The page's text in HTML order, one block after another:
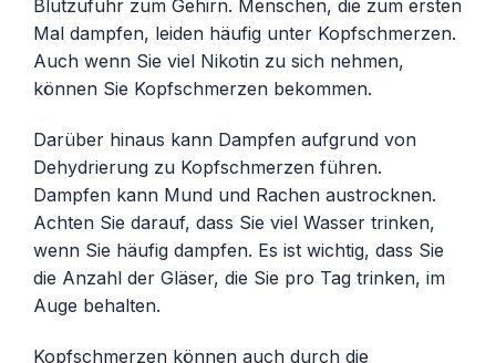
Blutzufuhr zum Gehirn. Menschen, die zum ersten
Mal dampfen, leiden häufig unter Kopfschmerzen.
Auch wenn Sie viel Nikotin zu sich nehmen,
können Sie Kopfschmerzen bekommen.
Darüber hinaus kann Dampfen aufgrund von
Dehydrierung zu Kopfschmerzen führen.
Dampfen kann Mund und Rachen austrocknen.
Achten Sie darauf, dass Sie viel Wasser trinken,
wenn Sie häufig dampfen. Es ist wichtig, dass Sie
die Anzahl der Gläser, die Sie pro Tag trinken, im
Auge behalten.
Kopfschmerzen können auch durch die